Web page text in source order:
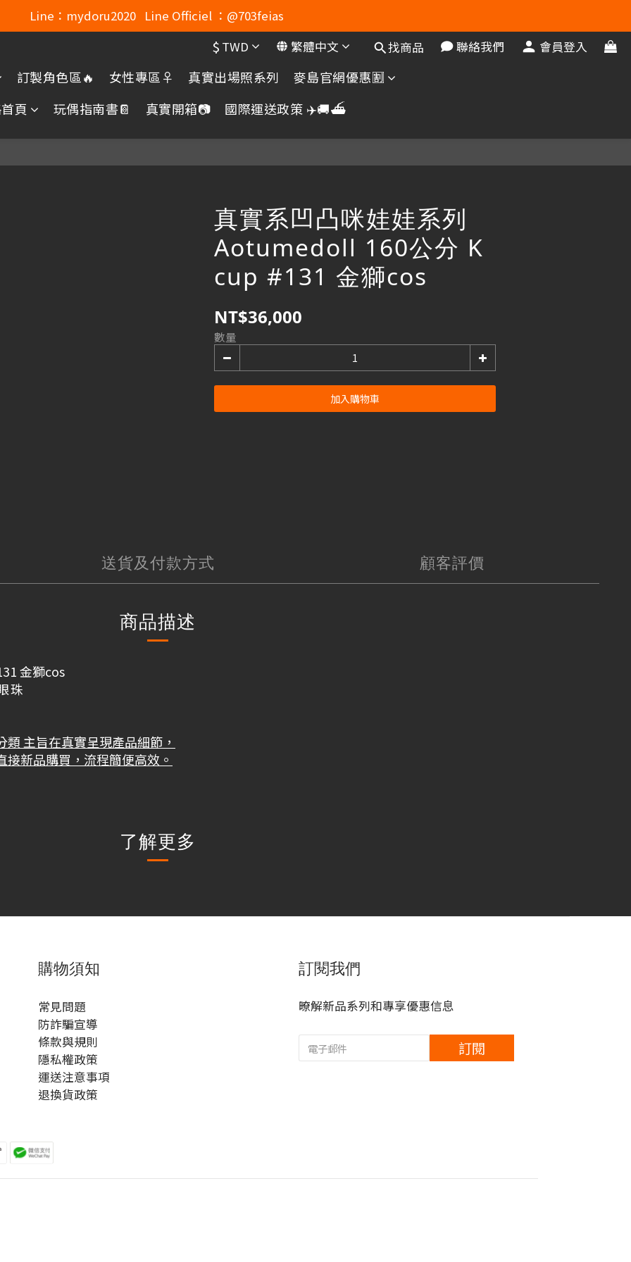
Line：mydoru2020   Line Officiel ：@703feias
Line：mydoru2020   Line Officiel ：@703feias
Mydoru Discord連結
Mydoru 露天拍賣
Line：mydoru2020   Line Officiel ：@703feias
$ TWD 繁體中文 找商品 聯絡我們 會員登入
訂製角色區🔥 女性專區♀️ 真實出場照系列
麥島官網優惠🈹️
頁
玩偶指南書📔 真實開箱📷 國際運送政策 ✈️🚚⛴️
真實系凹凸咪娃娃系列
Aotumedoll 160公分 K
cup #131 金獅cos
NT$36,000
數量
加入購物車
送貨及付款方式 顧客評價
商品描述
金獅cos
珠
主旨在真實呈現產品細節，
新品購買，流程簡便高效。
了解更多
購物須知
常見問題
防詐騙宣導
條款與規則
隱私權政策
運送注意事項
退換貨政策
訂閱我們
暸解新品系列和專享優惠信息
訂閱